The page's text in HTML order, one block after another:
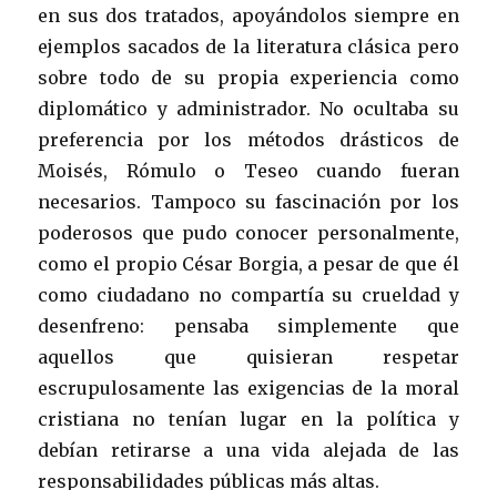
en sus dos tratados, apoyándolos siempre en
ejemplos sacados de la literatura clásica pero
sobre todo de su propia experiencia como
diplomático y administrador. No ocultaba su
preferencia por los métodos drásticos de
Moisés, Rómulo o Teseo cuando fueran
necesarios. Tampoco su fascinación por los
poderosos que pudo conocer personalmente,
como el propio César Borgia, a pesar de que él
como ciudadano no compartía su crueldad y
desenfreno: pensaba simplemente que
aquellos que quisieran respetar
escrupulosamente las exigencias de la moral
cristiana no tenían lugar en la política y
debían retirarse a una vida alejada de las
responsabilidades públicas más altas.